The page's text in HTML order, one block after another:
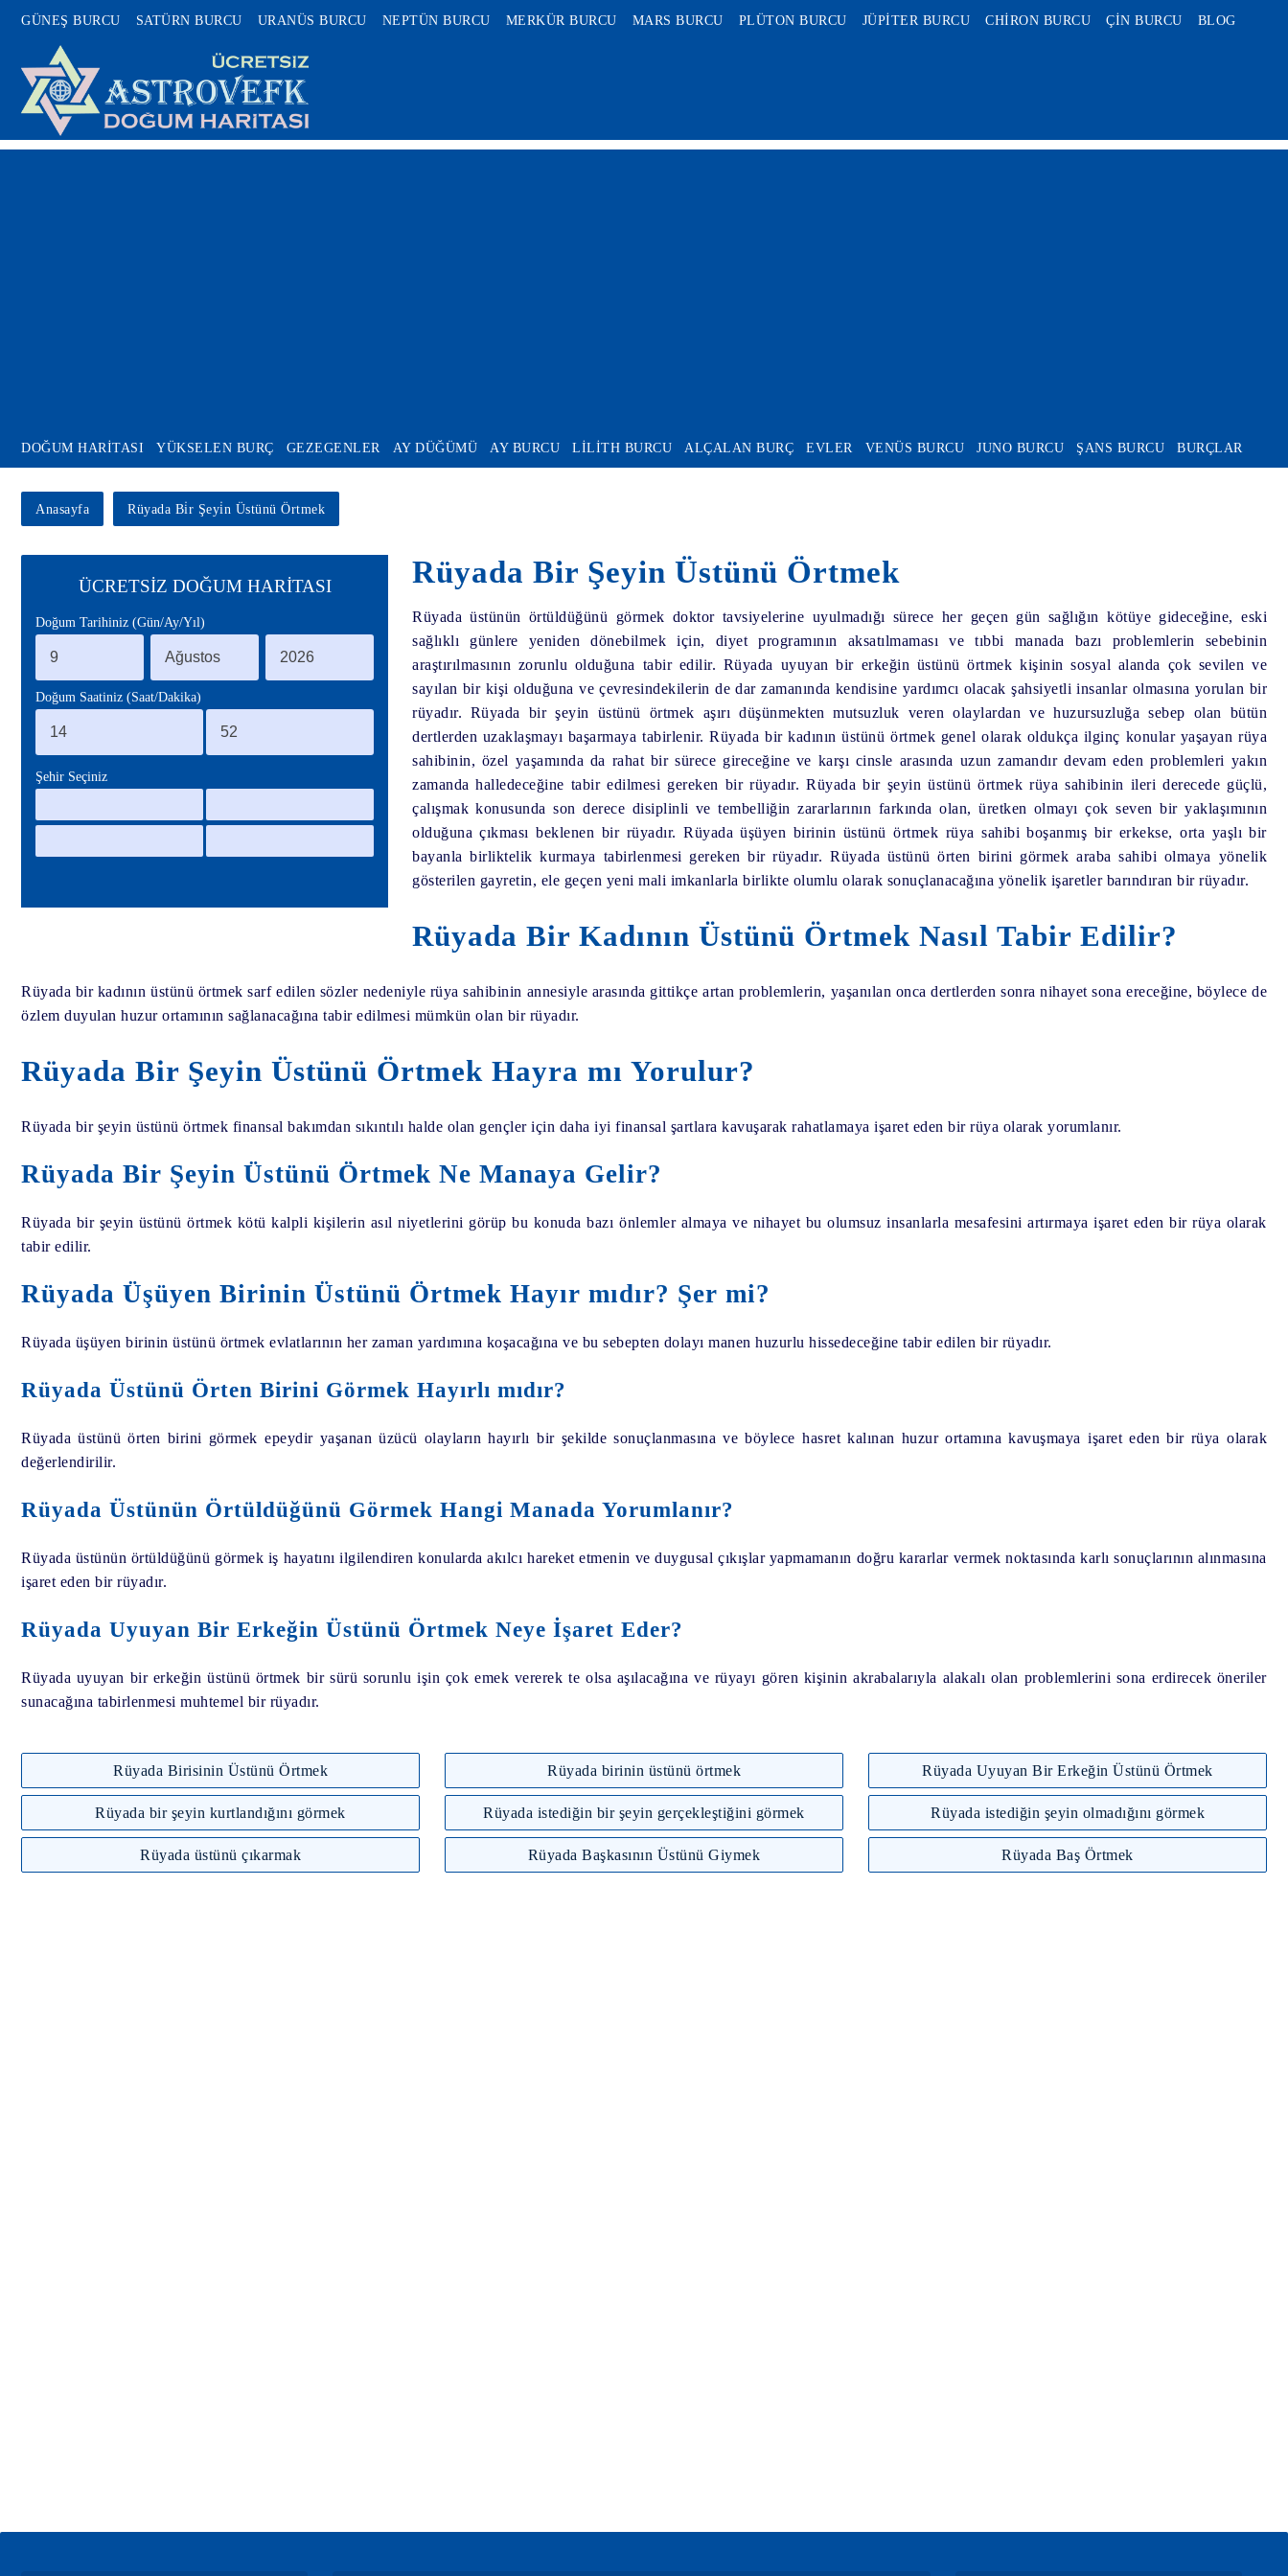
GÜNEŞ BURCU SATÜRN BURCU URANÜS BURCU NEPTÜN BURCU MERKÜR BURCU MARS BURCU PLÜTON BURCU JÜPİTER BURCU CHİRON BURCU ÇİN BURCU BLOG
DOĞUM HARİTASI YÜKSELEN BURÇ GEZEGENLER AY DÜĞÜMÜ AY BURCU LİLİTH BURCU ALÇALAN BURÇ EVLER VENÜS BURCU JUNO BURCU ŞANS BURCU BURÇLAR
Anasayfa Rüyada Bi̇r Şeyi̇n Üstünü Örtmek
ÜCRETSİZ DOĞUM HARİTASI
Doğum Tarihiniz (Gün/Ay/Yıl)
Doğum Saatiniz (Saat/Dakika)
Şehir Seçiniz
Rüyada Bir Şeyin Üstünü Örtmek
Rüyada üstünün örtüldüğünü görmek doktor tavsiyelerine uyulmadığı sürece her geçen gün sağlığın kötüye gideceğine, eski
sağlıklı günlere yeniden dönebilmek için, diyet programının aksatılmaması ve tıbbi manada bazı problemlerin sebebinin
araştırılmasının zorunlu olduğuna tabir edilir. Rüyada uyuyan bir erkeğin üstünü örtmek kişinin sosyal alanda çok sevilen ve
sayılan bir kişi olduğuna ve çevresindekilerin de dar zamanında kendisine yardımcı olacak şahsiyetli insanlar olmasına yorulan bir
rüyadır. Rüyada bir şeyin üstünü örtmek aşırı düşünmekten mutsuzluk veren olaylardan ve huzursuzluğa sebep olan bütün
dertlerden uzaklaşmayı başarmaya tabirlenir. Rüyada bir kadının üstünü örtmek genel olarak oldukça ilginç konular yaşayan rüya
sahibinin, özel yaşamında da rahat bir sürece gireceğine ve karşı cinsle arasında uzun zamandır devam eden problemleri yakın
zamanda halledeceğine tabir edilmesi gereken bir rüyadır. Rüyada bir şeyin üstünü örtmek rüya sahibinin ileri derecede güçlü,
çalışmak konusunda son derece disiplinli ve tembelliğin zararlarının farkında olan, üretken olmayı çok seven bir yaklaşımının
olduğuna çıkması beklenen bir rüyadır. Rüyada üşüyen birinin üstünü örtmek rüya sahibi boşanmış bir erkekse, orta yaşlı bir
bayanla birliktelik kurmaya tabirlenmesi gereken bir rüyadır. Rüyada üstünü örten birini görmek araba sahibi olmaya yönelik
gösterilen gayretin, ele geçen yeni mali imkanlarla birlikte olumlu olarak sonuçlanacağına yönelik işaretler barındıran bir rüyadır.
Rüyada Bir Kadının Üstünü Örtmek Nasıl Tabir Edilir?
Rüyada bir kadının üstünü örtmek sarf edilen sözler nedeniyle rüya sahibinin annesiyle arasında gittikçe artan problemlerin, yaşanılan onca dertlerden sonra nihayet sona ereceğine, böylece de
özlem duyulan huzur ortamının sağlanacağına tabir edilmesi mümkün olan bir rüyadır.
Rüyada Bir Şeyin Üstünü Örtmek Hayra mı Yorulur?
Rüyada bir şeyin üstünü örtmek finansal bakımdan sıkıntılı halde olan gençler için daha iyi finansal şartlara kavuşarak rahatlamaya işaret eden bir rüya olarak yorumlanır.
Rüyada Bir Şeyin Üstünü Örtmek Ne Manaya Gelir?
Rüyada bir şeyin üstünü örtmek kötü kalpli kişilerin asıl niyetlerini görüp bu konuda bazı önlemler almaya ve nihayet bu olumsuz insanlarla mesafesini artırmaya işaret eden bir rüya olarak
tabir edilir.
Rüyada Üşüyen Birinin Üstünü Örtmek Hayır mıdır? Şer mi?
Rüyada üşüyen birinin üstünü örtmek evlatlarının her zaman yardımına koşacağına ve bu sebepten dolayı manen huzurlu hissedeceğine tabir edilen bir rüyadır.
Rüyada Üstünü Örten Birini Görmek Hayırlı mıdır?
Rüyada üstünü örten birini görmek epeydir yaşanan üzücü olayların hayırlı bir şekilde sonuçlanmasına ve böylece hasret kalınan huzur ortamına kavuşmaya işaret eden bir rüya olarak
değerlendirilir.
Rüyada Üstünün Örtüldüğünü Görmek Hangi Manada Yorumlanır?
Rüyada üstünün örtüldüğünü görmek iş hayatını ilgilendiren konularda akılcı hareket etmenin ve duygusal çıkışlar yapmamanın doğru kararlar vermek noktasında karlı sonuçlarının alınmasına
işaret eden bir rüyadır.
Rüyada Uyuyan Bir Erkeğin Üstünü Örtmek Neye İşaret Eder?
Rüyada uyuyan bir erkeğin üstünü örtmek bir sürü sorunlu işin çok emek vererek te olsa aşılacağına ve rüyayı gören kişinin akrabalarıyla alakalı olan problemlerini sona erdirecek öneriler
sunacağına tabirlenmesi muhtemel bir rüyadır.
Rüyada Birisinin Üstünü Örtmek Rüyada birinin üstünü örtmek Rüyada Uyuyan Bir Erkeğin Üstünü Örtmek
Rüyada bir şeyin kurtlandığını görmek Rüyada istediğin bir şeyin gerçekleştiğini görmek Rüyada istediğin şeyin olmadığını görmek
Rüyada üstünü çıkarmak Rüyada Başkasının Üstünü Giymek Rüyada Baş Örtmek